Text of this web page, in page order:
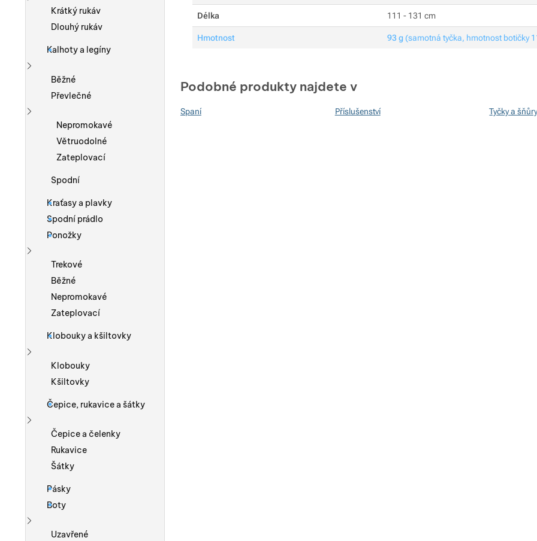
Délka 111 - 131 cm
Hmotnost 93 g (samotná tyčka, hmotnost botičky
Podobné produkty najdete v
Spaní Příslušenství Tyčky a
Zobrazit více
Krátký rukáv
Dlouhý rukáv
Kalhoty a legíny
Zobrazit více
Běžné
Převlečné
Zobrazit více
Nepromokavé
Větruodolné
Zateplovací
Spodní
Kraťasy a plavky
Spodní prádlo
Ponožky
Zobrazit více
Trekové
Běžné
Nepromokavé
Zateplovací
Klobouky a kšiltovky
Zobrazit více
Klobouky
Kšiltovky
Čepice, rukavice a šátky
Zobrazit více
Čepice a čelenky
Rukavice
Šátky
Pásky
Boty
Zobrazit více
Uzavřené